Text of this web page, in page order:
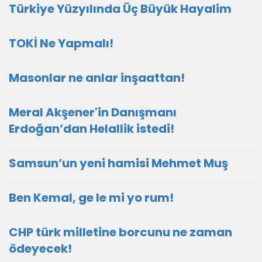
Türkiye Yüzyılında Üç Büyük Hayalim
TOKİ Ne Yapmalı!
Masonlar ne anlar inşaattan!
Meral Akşener'in Danışmanı
Erdoğan’dan Helallik istedi!
Samsun’un yeni hamisi Mehmet Muş
Ben Kemal, ge le mi yo rum!
CHP türk milletine borcunu ne zaman
ödeyecek!